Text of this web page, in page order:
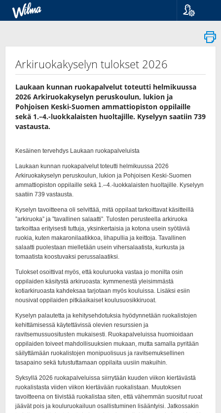
Suomi
Svenska
Arkiruokakyselyn tulokset 2026
Laukaan kunnan ruokapalvelut toteutti helmikuussa
2026 Arkiruokakyselyn peruskoulun, lukion ja
Pohjoisen Keski-Suomen ammattiopiston oppilaille
sekä 1.–4.-luokkalaisten huoltajille. Kyselyyn saatiin 739
vastausta.